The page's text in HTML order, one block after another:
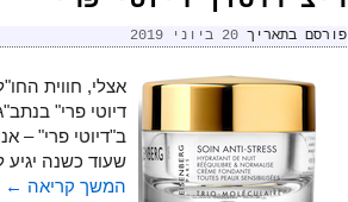
פורסם בתאריך 20 ביוני 2019
אצלי, חווית
דיוטי פרי"
ב"דיוטי פרי" –
שעוד כשנה יגיע
המשך קריאה ←